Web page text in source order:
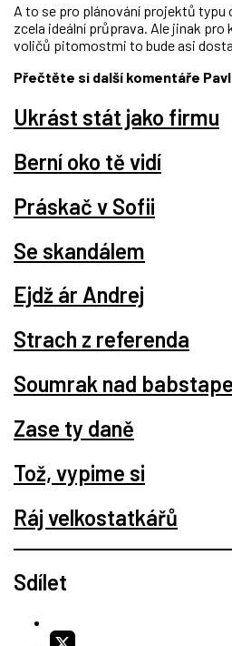
A to se pro plánování projektů typu
zcela ideální průprava. Ale jinak
voličů pitomostmi to bude asi
Přečtěte si další komentáře
Ukrást stát jako firmu
Berní oko tě vidí
Práskač v Sofii
Se skandálem
Ejdž ár Andrej
Strach z referenda
Soumrak nad
Zase ty daně
Tož, vypime si
Ráj velkostatkářů
Sdílet